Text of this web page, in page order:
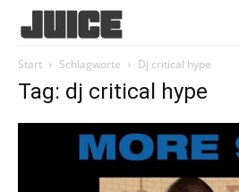
Start Schlagworte Dj critical hype
Tag: dj critical hype